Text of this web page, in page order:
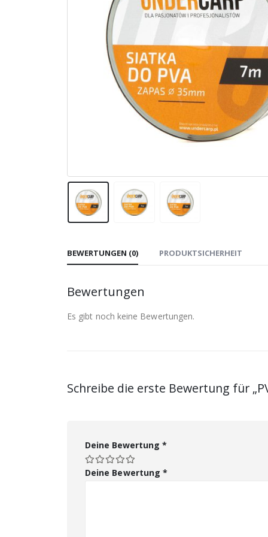
BEWERTUNGEN (0) PRODUKTSICHERHEIT
Bewertungen
Es gibt noch keine Bewertungen.
Schreibe die erste Bewertung für
Deine Bewertung *
Deine Bewertung*